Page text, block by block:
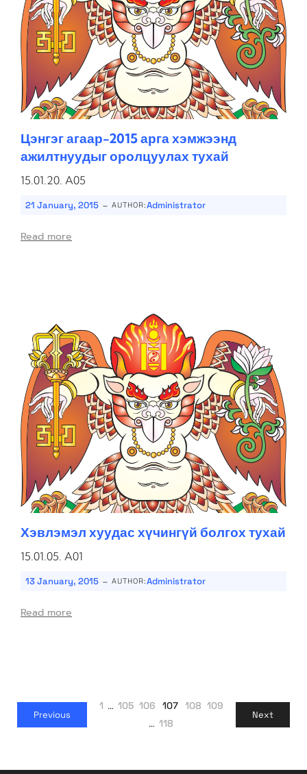
Цэнгэг агаар-2015 арга хэмжээнд
ажилтнуудыг оролцуулах тухай
15.01.20. A05
21 January, 2015 - AUTHOR:Administrator
Read more
Хэвлэмэл хуудас хүчингүй болгох тухай
15.01.05. A01
13 January, 2015 - AUTHOR:Administrator
Read more
Previous
1 … 105 106 107 108 109
… 118
Next